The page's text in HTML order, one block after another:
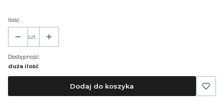
Ilość
szt.
Dostępność:
duża ilość
Dodaj do koszyka